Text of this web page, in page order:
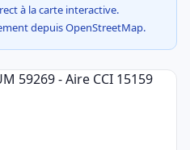
à la carte interactive.
depuis OpenStreetMap.